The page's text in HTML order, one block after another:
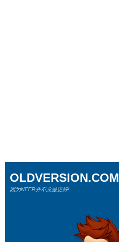
OLDVERSION.COM
因为NEER并不总是更好!